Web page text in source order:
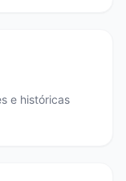
e históricas